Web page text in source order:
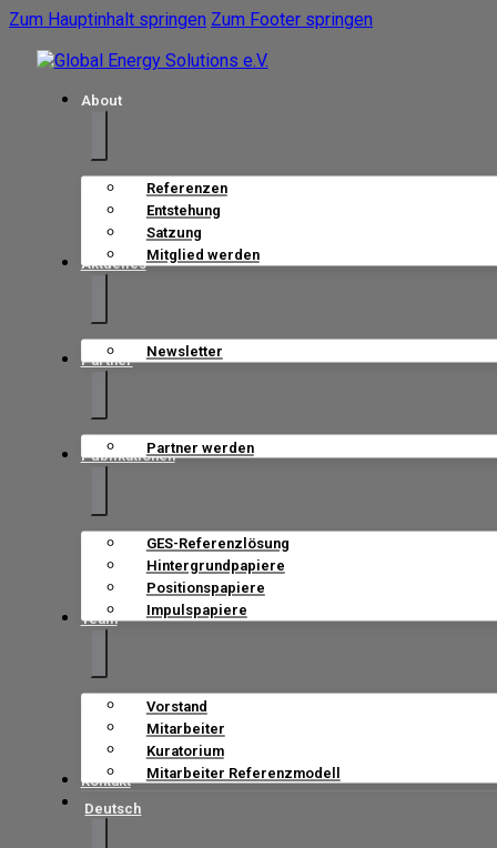
Zum Hauptinhalt springen Zum Footer springen
About
Referenzen
Entstehung
Satzung
Mitglied werden
Aktuelles
Newsletter
Partner
Partner werden
Publikationen
GES-Referenzlösung
Hintergrundpapiere
Positionspapiere
Impulspapiere
Team
Vorstand
Mitarbeiter
Kuratorium
Mitarbeiter Referenzmodell
Kontakt
Deutsch